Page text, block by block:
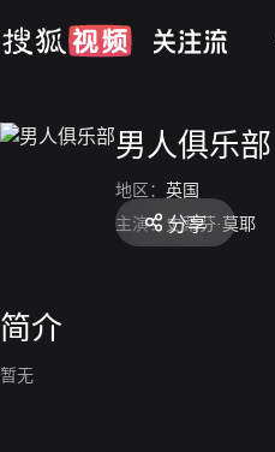
男人俱乐部
地区： 英国
主演： 史蒂芬·莫耶
分享
简介
暂无